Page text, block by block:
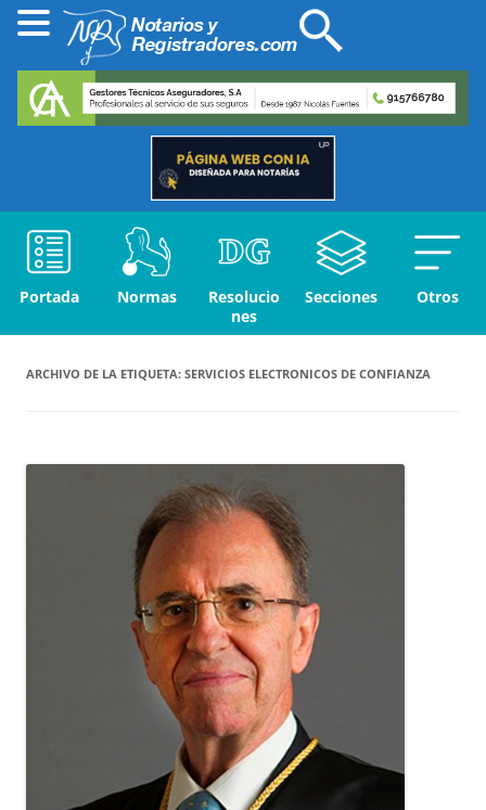
Portada Normas
Resolucio
nes
Secciones Otros
ARCHIVO DE LA ETIQUETA: SERVICIOS ELECTRONICOS DE CONFIANZA